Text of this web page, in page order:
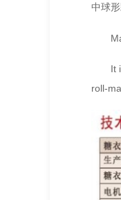
中球
It
roll-